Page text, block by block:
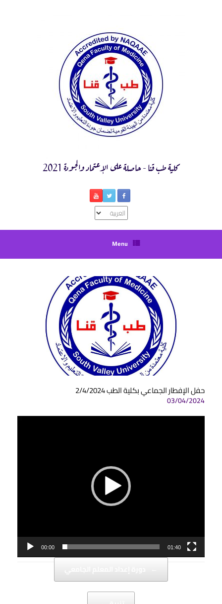
كلية طب قنا - حاصلة على الإعتماد والجودة 2021
اختر
لغة
Menu
حفل الإفطار الجماعي بكلية الطب 2/4/2024
03/04/2024
00:00 01:40
Post navigation